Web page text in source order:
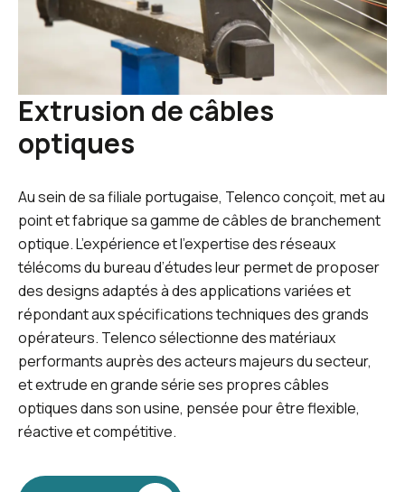
Extrusion de câbles
optiques
Au sein de sa filiale portugaise, Telenco conçoit, met au
point et fabrique sa gamme de câbles de branchement
optique. L’expérience et l’expertise des réseaux
télécoms du bureau d’études leur permet de proposer
des designs adaptés à des applications variées et
répondant aux spécifications techniques des grands
opérateurs. Telenco sélectionne des matériaux
performants auprès des acteurs majeurs du secteur,
et extrude en grande série ses propres câbles
optiques dans son usine, pensée pour être flexible,
réactive et compétitive.